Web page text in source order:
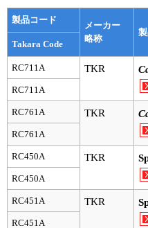
テクニカルサポートライン
ラーニングセンター
実験ガイド
リアルタイムPCR実験ガイ
遺伝子検査ガイド（食品・
NGSポータルサイト
幹細胞・再生医療研究ガイ
クローニング実験ガイド
製品コード
メーカー
略称
Takara Code
RC711A TKR
RC711A
RC761A TKR
RC761A
RC450A TKR
RC450A
RC451A TKR
RC451A